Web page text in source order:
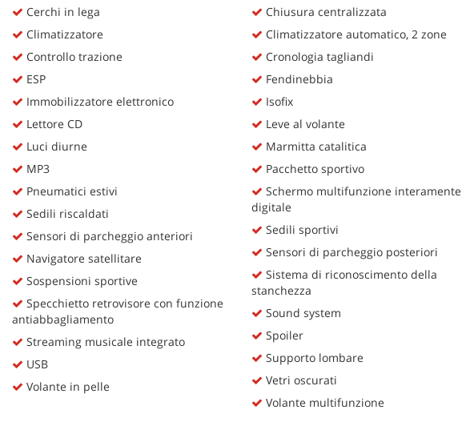
Cerchi in lega
Climatizzatore
Controllo trazione
ESP
Immobilizzatore elettronico
Lettore CD
Luci diurne
MP3
Pneumatici estivi
Sedili riscaldati
Sensori di parcheggio anteriori
Navigatore satellitare
Sospensioni sportive
Specchietto retrovisore con funzione
antiabbagliamento
Streaming musicale integrato
USB
Volante in pelle
Chiusura centralizzata
Climatizzatore automatico, 2 zone
Cronologia tagliandi
Fendinebbia
Isofix
Leve al volante
Marmitta catalitica
Pacchetto sportivo
Schermo multifunzione interamente
digitale
Sedili sportivi
Sensori di parcheggio posteriori
Sistema di riconoscimento della
stanchezza
Sound system
Spoiler
Supporto lombare
Vetri oscurati
Volante multifunzione